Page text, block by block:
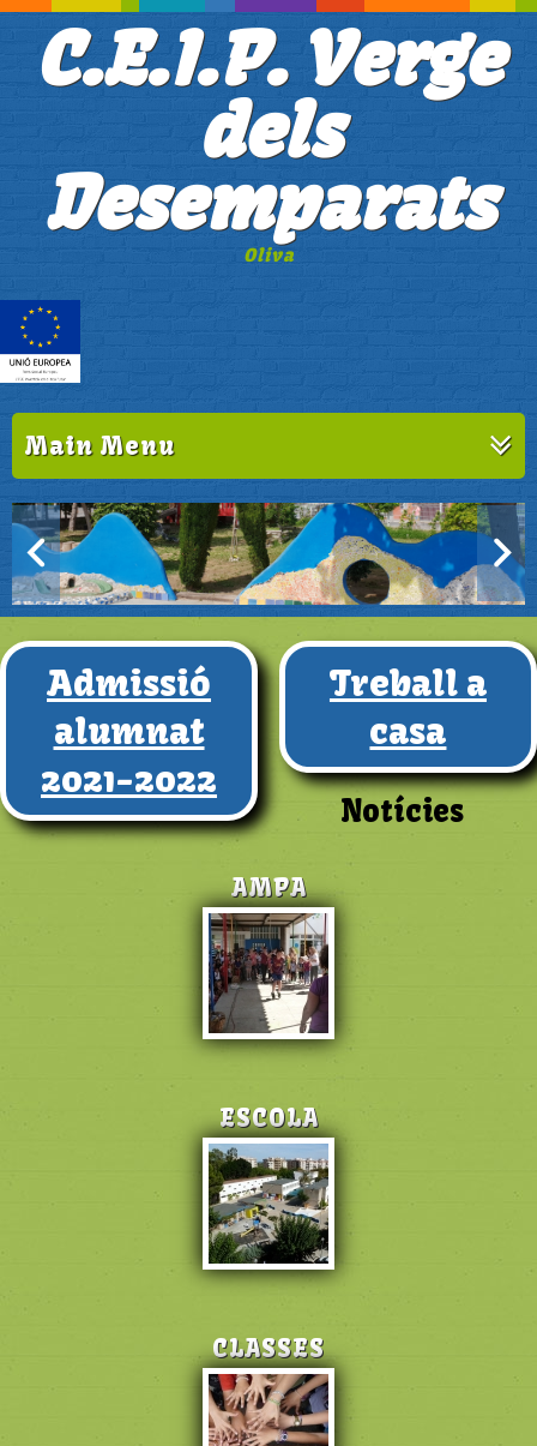
C.E.I.P. Verge
dels
Desemparats
Oliva
Main Menu
Admissió
alumnat
2021-2022
Treball a
casa
Notícies
AMPA
ESCOLA
CLASSES